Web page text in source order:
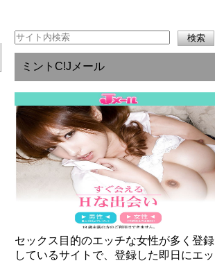
ミントC!Jメール
セックス目的のエッチな女性が多く登録
しているサイトで、登録した即日にエッ